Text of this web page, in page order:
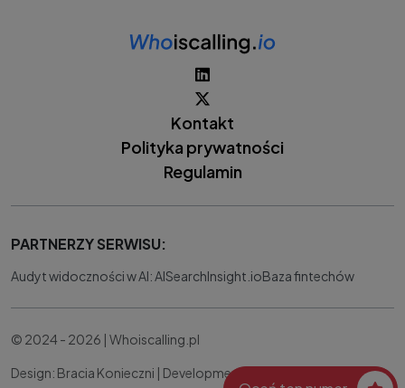
Kontakt
Polityka prywatności
Regulamin
PARTNERZY SERWISU:
Audyt widoczności w AI: AISearchInsight.ioBaza fintechów
© 2024 - 2026 | Whoiscalling.pl
Design: Bracia Konieczni | Development: